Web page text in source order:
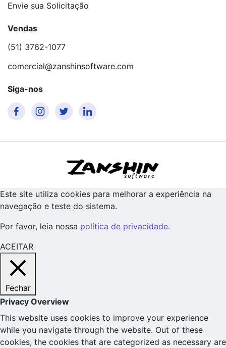
Envie sua Solicitação
Vendas
(51) 3762-1077
comercial@zanshinsoftware.com
Siga-nos
Este site utiliza cookies para melhorar a experiência na
navegação e teste do sistema.
Por favor, leia nossa política de privacidade.
ACEITAR
Fechar
Privacy Overview
This website uses cookies to improve your experience
while you navigate through the website. Out of these
cookies, the cookies that are categorized as necessary are